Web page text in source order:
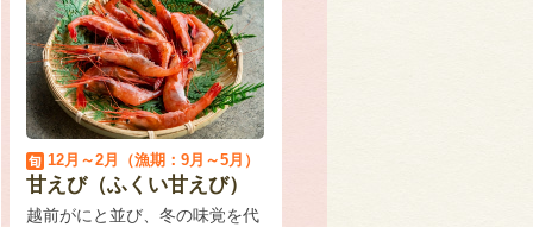
12月～2月（漁期：9月～5月）
甘えび（ふくい甘えび）
越前がにと並び、冬の味覚を代